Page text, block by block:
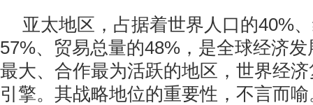
亚太地区，占据着世界人口的40%
57%、贸易总量的48%，是全球经济
最大、合作最为活跃的地区，世界经
引擎。其战略地位的重要性，不言而